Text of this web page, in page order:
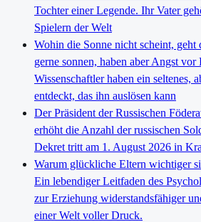
Tochter einer Legende. Ihr Vater
Spielern der Welt
Wohin die Sonne nicht scheint,
gerne sonnen, haben aber Angst vor
Wissenschaftler haben ein seltenes,
entdeckt, das ihn auslösen kann
Der Präsident der Russischen
erhöht die Anzahl der russischen
Dekret tritt am 1. August 2026 in
Warum glückliche Eltern wichtiger
Ein lebendiger Leitfaden des
zur Erziehung widerstandsfähiger
einer Welt voller Druck.